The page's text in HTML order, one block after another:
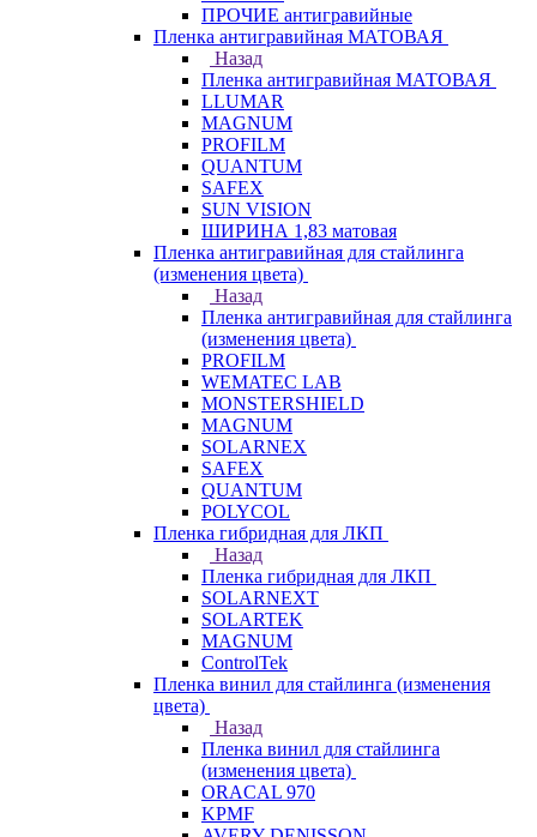
ПРОЧИЕ антигравийные
Пленка антигравийная МАТОВАЯ
Назад
Пленка антигравийная МАТОВАЯ
LLUMAR
MAGNUM
PROFILM
QUANTUM
SAFEX
SUN VISION
ШИРИНА 1,83 матовая
Пленка антигравийная для стайлинга
(изменения цвета)
Назад
Пленка антигравийная для стайлинга
(изменения цвета)
PROFILM
WEMATEC LAB
MONSTERSHIELD
MAGNUM
SOLARNEX
SAFEX
QUANTUM
POLYCOL
Пленка гибридная для ЛКП
Назад
Пленка гибридная для ЛКП
SOLARNEXT
SOLARTEK
MAGNUM
ControlTek
Пленка винил для стайлинга (изменения
цвета)
Назад
Пленка винил для стайлинга
(изменения цвета)
ORACAL 970
KPMF